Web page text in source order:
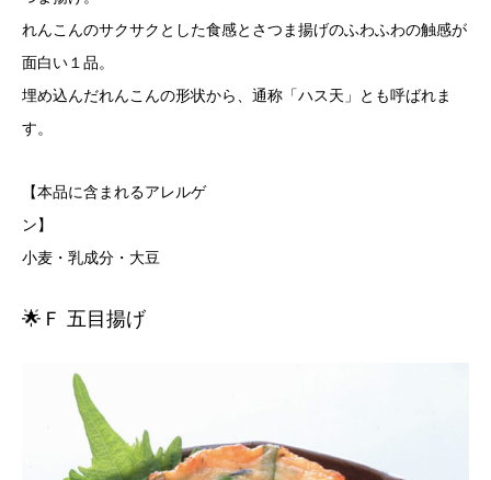
れんこんのサクサクとした食感とさつま揚げのふわふわの触感が
面白い１品。
埋め込んだれんこんの形状から、通称「ハス天」とも呼ばれま
す。
【本品に含まれるアレルゲ
ン
小麦・乳成分・大豆
🌟Ｆ 五目揚げ